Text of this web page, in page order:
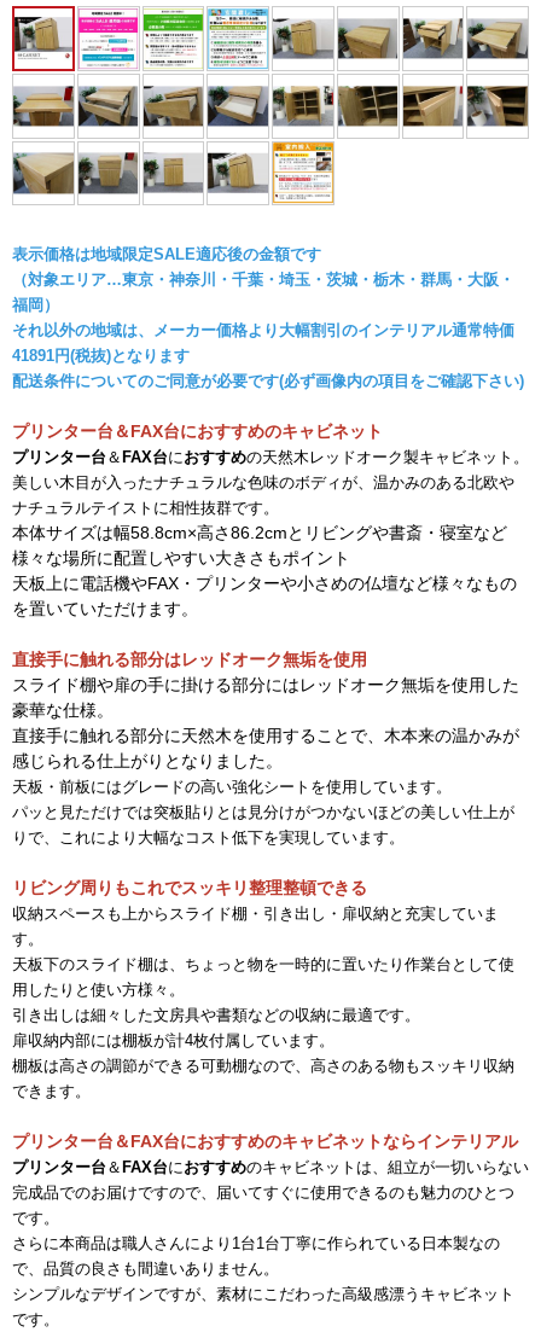
表示価格は地域限定SALE適応後の金額です
（対象エリア…東京・神奈川・千葉・埼玉・茨城・栃木・群馬・大阪・
福岡）
それ以外の地域は、メーカー価格より大幅割引のインテリアル通常特価
41891円(税抜)となります
配送条件についてのご同意が必要です(必ず画像内の項目をご確認下さい)
プリンター台＆FAX台におすすめのキャビネット
プリンター台 ＆ FAX台におすすめの天然木レッドオーク製キャビネット。
美しい木目が入ったナチュラルな色味のボディが、温かみのある北欧や
ナチュラルテイストに相性抜群です。
本体サイズは幅58.8cm×高さ86.2cmとリビングや書斎・寝室など
様々な場所に配置しやすい大きさもポイント
天板上に電話機やFAX・プリンターや小さめの仏壇など様々なもの
を置いていただけます。
直接手に触れる部分はレッドオーク無垢を使用
スライド棚や扉の手に掛ける部分にはレッドオーク無垢を使用した
豪華な仕様。
直接手に触れる部分に天然木を使用することで、木本来の温かみが
感じられる仕上がりとなりました。
天板・前板にはグレードの高い強化シートを使用しています。
パッと見ただけでは突板貼りとは見分けがつかないほどの美しい仕上が
りで、これにより大幅なコスト低下を実現しています。
リビング周りもこれでスッキリ整理整頓できる
収納スペースも上からスライド棚・引き出し・扉収納と充実していま
す。
天板下のスライド棚は、ちょっと物を一時的に置いたり作業台として使
用したりと使い方様々。
引き出しは細々した文房具や書類などの収納に最適です。
扉収納内部には棚板が計4枚付属しています。
棚板は高さの調節ができる可動棚なので、高さのある物もスッキリ収納
できます。
プリンター台＆FAX台におすすめのキャビネットならインテリアル
プリンター台 ＆ FAX台におすすめのキャビネットは、組立が一切いらない
完成品でのお届けですので、届いてすぐに使用できるのも魅力のひとつ
です。
さらに本商品は職人さんにより1台1台丁寧に作られている日本製なの
で、品質の良さも間違いありません。
シンプルなデザインですが、素材にこだわった高級感漂うキャビネット
です。